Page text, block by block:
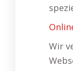
Wir